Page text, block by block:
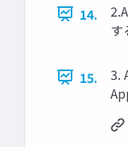
14.
す
15.
3.